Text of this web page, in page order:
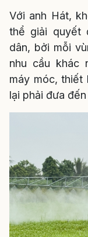
Với anh Hát,
thể giải quyết
dân, bởi mỗi
nhu cầu khác
máy móc, thiết
lại phải đưa